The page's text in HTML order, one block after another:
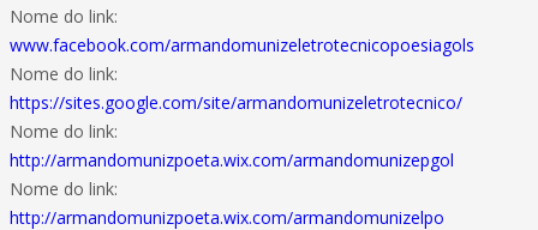
Nome do link:
www.facebook.com/armandomunizeletrotecnicopoesiagols
Nome do link:
https://sites.google.com/site/armandomunizeletrotecnico/
Nome do link:
http://armandomunizpoeta.wix.com/armandomunizepgol
Nome do link:
http://armandomunizpoeta.wix.com/armandomunizelpo